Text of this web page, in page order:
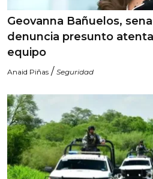
Geovanna Bañuelos,
denuncia presunto
equipo
Anaid Piñas / Seguridad